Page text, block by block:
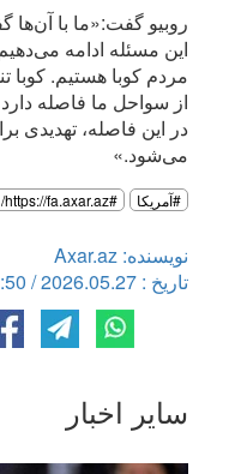
روبیو گفت:«ما با
این مسئله ادامه
از سواحل ما فاصله
در این فاصله، تهدیدی
می‌شود.»
#آمریکا #https://fa.axar.az/
نویسنده: Axar.az
تاریخ : 2026.05.27 / 23:50
سایر اخبار